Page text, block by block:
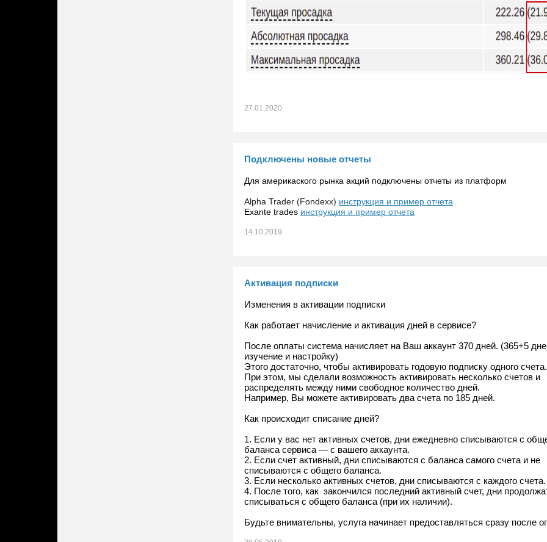
27.01.2020
Подключены новые отчеты
Для америкаского рынка акций подключены отчеты из платформ
Alpha Trader (Fondexx) инструкция и пример отчета
Exante trades инструкция и пример отчета
14.10.2019
Активация подписки
Изменения в активации подписки
Как работает начисление и активация дней в сервисе?
После оплаты система начисляет на Ваш аккаунт 370 дней. (365+5
изучение и настройку)
Этого достаточно, чтобы активировать годовую подписку одного
При этом, мы сделали возможность активировать несколько счетов и
распределять между ними свободное количество дней.
Например, Вы можете активировать два счета по 185 дней.
Как происходит списание дней?
1. Если у вас нет активных счетов, дни ежедневно списываются с
баланса сервиса — с вашего аккаунта.
2. Если счет активный, дни списываются с баланса самого счета и не
списываются с общего баланса.
3. Если несколько активных счетов, дни списываются с каждого счета.
4. После того, как закончился последний активный счет, дни
списываться с общего баланса (при их наличии).
Будьте внимательны, услуга начинает предоставляться сразу после